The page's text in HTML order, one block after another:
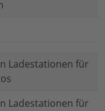
Ladestationen für
Ladestationen für